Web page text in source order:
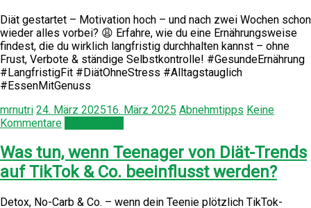
Diät gestartet – Motivation hoch – und nach zwei Wochen schon
wieder alles vorbei? 😩 Erfahre, wie du eine Ernährungsweise
findest, die du wirklich langfristig durchhalten kannst – ohne
Frust, Verbote & ständige Selbstkontrolle! #GesundeErnährung
#LangfristigFit #DiätOhneStress #Alltagstauglich
#EssenMitGenuss
mrnutri 24. März 202516. März 2025 Abnehmtipps Keine
Kommentare
Was tun, wenn Teenager von Diät-Trends
auf TikTok & Co. beeinflusst werden?
Detox, No-Carb & Co. – wenn dein Teenie plötzlich TikTok-